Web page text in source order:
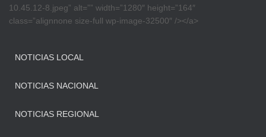
10.45.12-8.jpeg” alt=”” width=”1280″ height=”164″
class=”alignnone size-full wp-image-32500″ /></a>
NOTICIAS LOCAL
NOTICIAS NACIONAL
NOTICIAS REGIONAL